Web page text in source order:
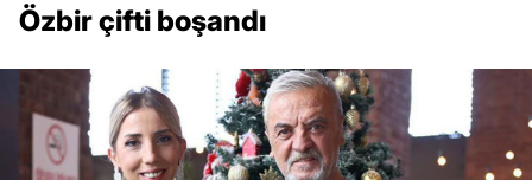
Özbir çifti boşandı